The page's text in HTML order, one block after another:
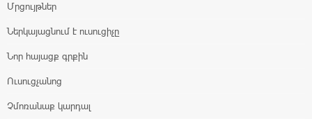
Մրցույթներ
Ներկայացնում է ուսուցիչը
Նոր հայացք գրքին
Ուսուցչանոց
Չմոռանաք կարդալ